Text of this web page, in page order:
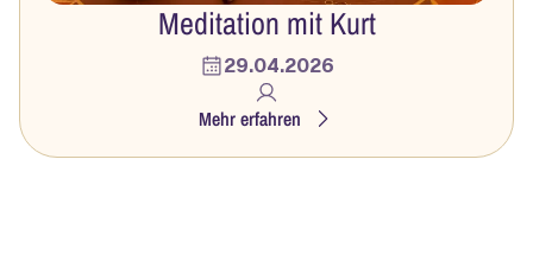
Meditation mit Kurt
29.04.2026
Mehr erfahren